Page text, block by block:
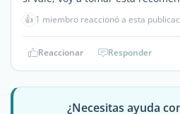
👍 1 miembro reaccionó a esta
Reaccionar Responder
¿Necesitas ayuda